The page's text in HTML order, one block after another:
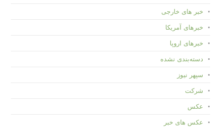
خبر های خارجی
خبرهای آمریکا
خبرهای اروپا
دسته‌بندی نشده
سپهر نیوز
شرکت
عکس
عکس های خبر